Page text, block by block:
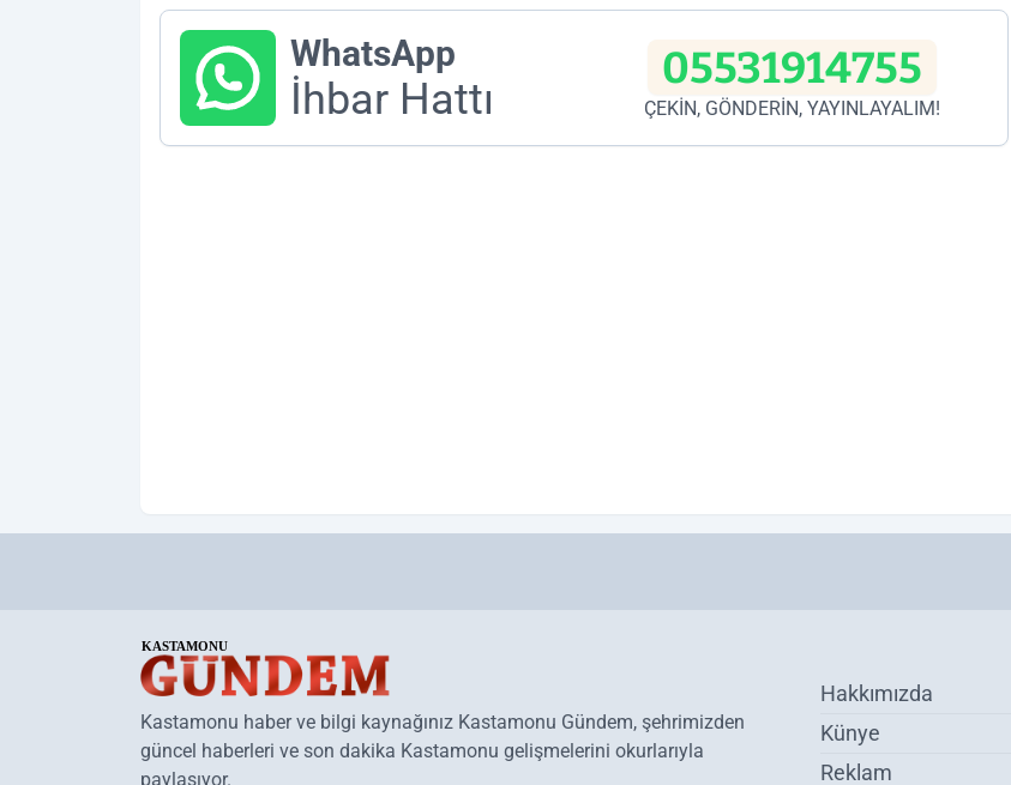
WhatsApp
İhbar Hattı
05531914755
ÇEKİN, GÖNDERİN, YAYINLAYALIM!
Kastamonu haber ve bilgi kaynağınız Kastamonu Gündem, şehrimizden
güncel haberleri ve son dakika Kastamonu gelişmelerini okurlarıyla
paylaşıyor.
Hakkımızda
Künye
Reklam